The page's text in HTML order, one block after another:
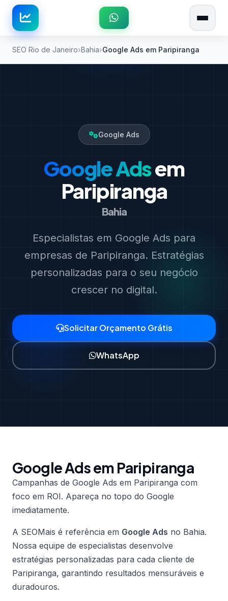
SEO Rio de Janeiro Bahia Google Ads em Paripiranga
Google Ads
Google Adsem
Paripiranga
Bahia
Especialistas em Google Ads para
empresas de Paripiranga. Estratégias
personalizadas para o seu negócio
crescer no digital.
Solicitar Orçamento Grátis
WhatsApp
Google Ads em Paripiranga
Campanhas de Google Ads em Paripiranga com
foco em ROI. Apareça no topo do Google
imediatamente.
A SEOMais é referência em Google Ads no Bahia.
Nossa equipe de especialistas desenvolve
estratégias personalizadas para cada cliente de
Paripiranga, garantindo resultados mensuráveis e
duradouros.